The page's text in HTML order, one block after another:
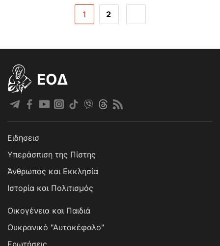
1 2
EOΔ
Ειδησεισ
Υπεράσπιση της Πίστης
Άνθρωπος και Εκκλησία
Ιστορία και Πολιτισμός
Οικογένεια και Παιδιά
Ουκρανικό "Αυτοκέφαλο"
Ερωτήσεις